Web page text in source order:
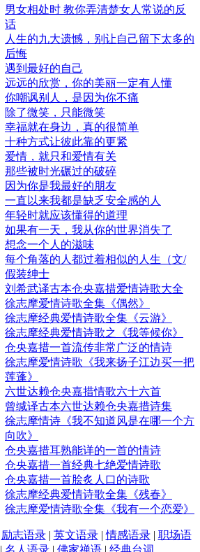
男女相处时 教你弄清楚女人常说的反
话
人生的九大遗憾，别让自己留下太多的
后悔
遇到最好的自己
远远的欣赏，你的美丽一定有人懂
你嘲讽别人，是因为你不痛
除了微笑，只能微笑
幸福就在身边，真的很简单
十种方式让彼此靠的更紧
爱情，就只和爱情有关
那些被时光碾过的破碎
因为你是我最好的朋友
一直以来我都是缺乏安全感的人
年轻时就应该懂得的道理
如果有一天，我从你的世界消失了
想念一个人的滋味
每个角落的人都过着相似的人生（文/
假装绅士
刘希武译古本仓央嘉措爱情诗歌大全
徐志摩爱情诗歌全集《偶然》
徐志摩经典爱情诗歌全集《云游》
徐志摩经典爱情诗歌之《我等候你》
仓央嘉措一首流传非常广泛的情诗
徐志摩爱情诗歌《我来扬子江边买一把
莲蓬》
六世达赖仓央嘉措情歌六十六首
曾缄译古本六世达赖仓央嘉措诗集
徐志摩情诗《我不知道风是在哪一个方
向吹》
仓央嘉措耳熟能详的一首的情诗
仓央嘉措一首经典七绝爱情诗歌
仓央嘉措一首脍炙人口的诗歌
徐志摩经典爱情诗歌全集《残春》
徐志摩爱情诗歌全集《我有一个恋爱》
励志语录| 英文语录|情感语录| 职场语
| 名人语录 | 佛家禅语 | 经典台词